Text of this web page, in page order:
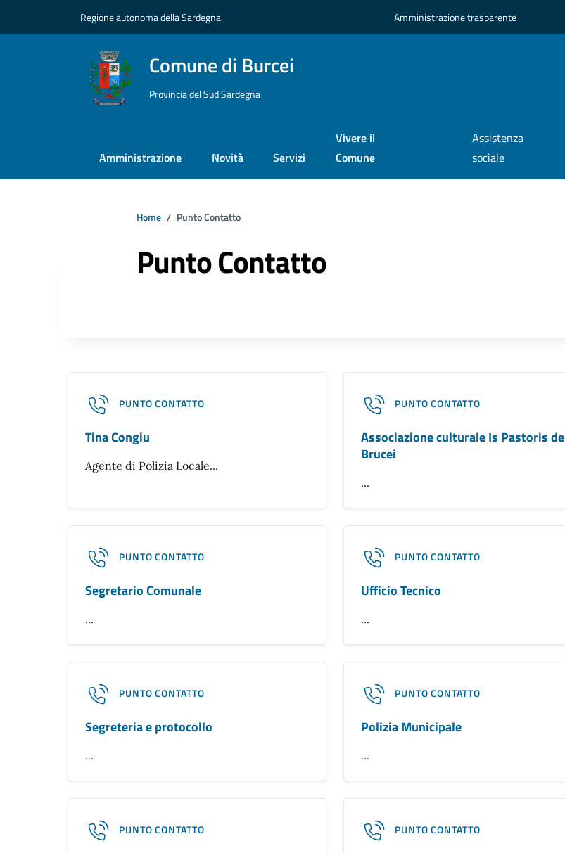
Regione autonoma della Sardegna Amministrazione trasparente
Comune di Burcei
Provincia del Sud Sardegna
Amministrazione Novità Servizi
Vivere il
Comune
Assistenza
sociale
Home Punto Contatto
Punto Contatto
PUNTO CONTATTO
Tina Congiu
Agente di Polizia Locale...
PUNTO CONTATTO
Associazione culturale Is Pastoris de
Brucei
...
PUNTO CONTATTO
Segretario Comunale
...
PUNTO CONTATTO
Ufficio Tecnico
...
PUNTO CONTATTO
Segreteria e protocollo
...
PUNTO CONTATTO
Polizia Municipale
...
PUNTO CONTATTO PUNTO CONTATTO